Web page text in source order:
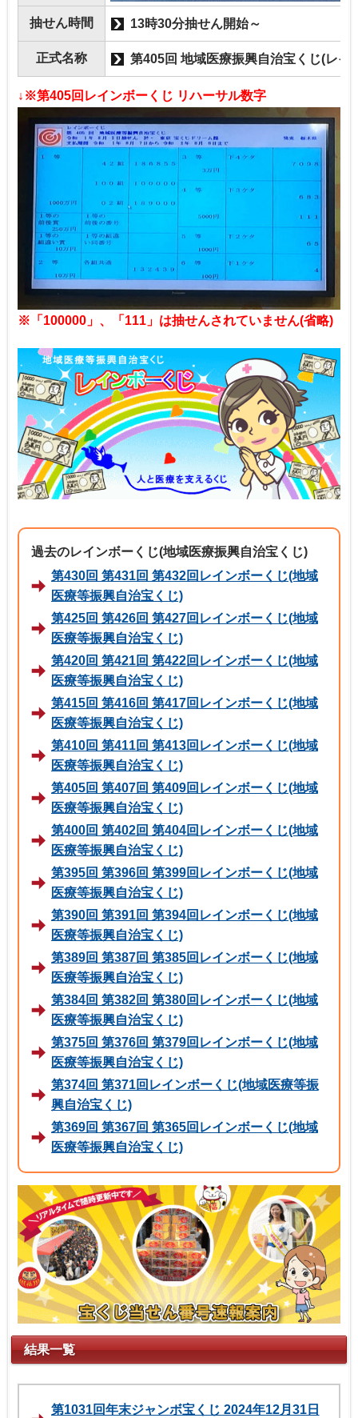
抽せん時間 13時30分抽せん開始～
正式名称 第405回 地域医療振興自治宝くじ(レイ
↓※第405回レインボーくじ リハーサル数字
※「100000」、「111」は抽せんされていません(省略)
過去のレインボーくじ(地域医療振興自治宝くじ)
第430回 第431回 第432回レインボーくじ(地域
医療等振興自治宝くじ)
第425回 第426回 第427回レインボーくじ(地域
医療等振興自治宝くじ)
第420回 第421回 第422回レインボーくじ(地域
医療等振興自治宝くじ)
第415回 第416回 第417回レインボーくじ(地域
医療等振興自治宝くじ)
第410回 第411回 第413回レインボーくじ(地域
医療等振興自治宝くじ)
第405回 第407回 第409回レインボーくじ(地域
医療等振興自治宝くじ)
第400回 第402回 第404回レインボーくじ(地域
医療等振興自治宝くじ)
第395回 第396回 第399回レインボーくじ(地域
医療等振興自治宝くじ)
第390回 第391回 第394回レインボーくじ(地域
医療等振興自治宝くじ)
第389回 第387回 第385回レインボーくじ(地域
医療等振興自治宝くじ)
第384回 第382回 第380回レインボーくじ(地域
医療等振興自治宝くじ)
第375回 第376回 第379回レインボーくじ(地域
医療等振興自治宝くじ)
第374回 第371回レインボーくじ(地域医療等振
興自治宝くじ)
第369回 第367回 第365回レインボーくじ(地域
医療等振興自治宝くじ)
結果一覧
第1031回年末ジャンボ宝くじ 2024年12月31日